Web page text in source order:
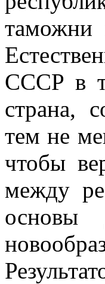
таможни
СССР в
страна,
тем не
чтобы
между
основы